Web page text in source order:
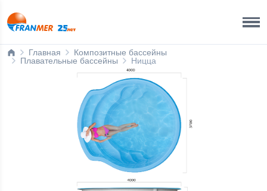
Главная
Композитные бассейны
Плавательные бассейны
Ницца